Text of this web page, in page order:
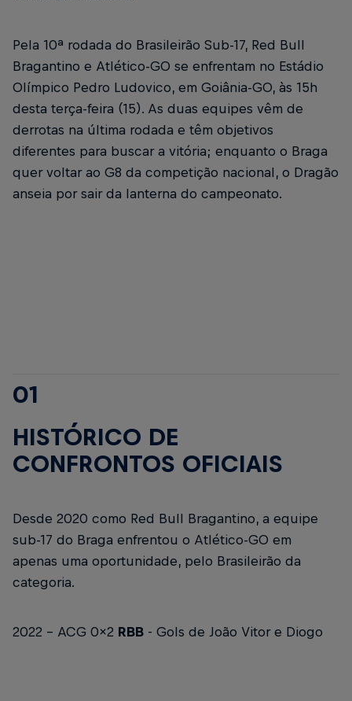
Pela 10ª rodada do Brasileirão Sub-17, Red Bull
Bragantino e Atlético-GO se enfrentam no Estádio
Olímpico Pedro Ludovico, em Goiânia-GO, às 15h
desta terça-feira (15). As duas equipes vêm de
derrotas na última rodada e têm objetivos
diferentes para buscar a vitória; enquanto o Braga
quer voltar ao G8 da competição nacional, o Dragão
anseia por sair da lanterna do campeonato.
01
HISTÓRICO DE
CONFRONTOS OFICIAIS
Desde 2020 como Red Bull Bragantino, a equipe
sub-17 do Braga enfrentou o Atlético-GO em
apenas uma oportunidade, pelo Brasileirão da
categoria.
2022 - ACG 0x2 RBB - Gols de João Vitor e Diogo